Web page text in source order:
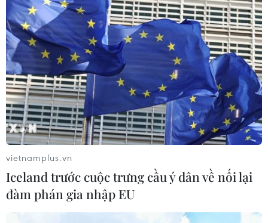
Cảnh báo tình trạng khẩn cấp về giáo dục
tại Yemen
25/03/2024 15:01
Trong báo cáo công bố ngày 25/3, Tổ chức Cứu trợ Trẻ
vietnamplus.vn
Iceland trước cuộc trưng cầu ý dân về nối lại
đàm phán gia nhập EU